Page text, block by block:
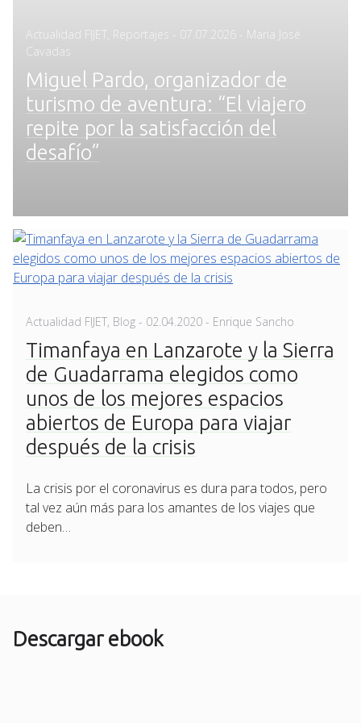
Actualidad FIJET Reportajes -
Posted
07.07.2026 - Maria José
Cavadas
Miguel Pardo, organizador de
turismo de aventura: “El viajero
repite por la satisfacción del
desafío”
Actualidad FIJET, Blog - Posted
02.04.2020 - Enrique Sancho
Timanfaya en Lanzarote y la Sierra
de Guadarrama elegidos como
unos de los mejores espacios
abiertos de Europa para viajar
después de la crisis
La crisis por el coronavirus es dura para todos, pero
tal vez aún más para los amantes de los viajes que
deben…
Descargar ebook